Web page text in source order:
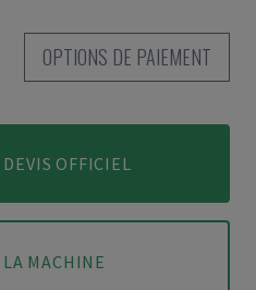
OPTIONS DE PAIEMENT
OFFICIEL
MACHINE